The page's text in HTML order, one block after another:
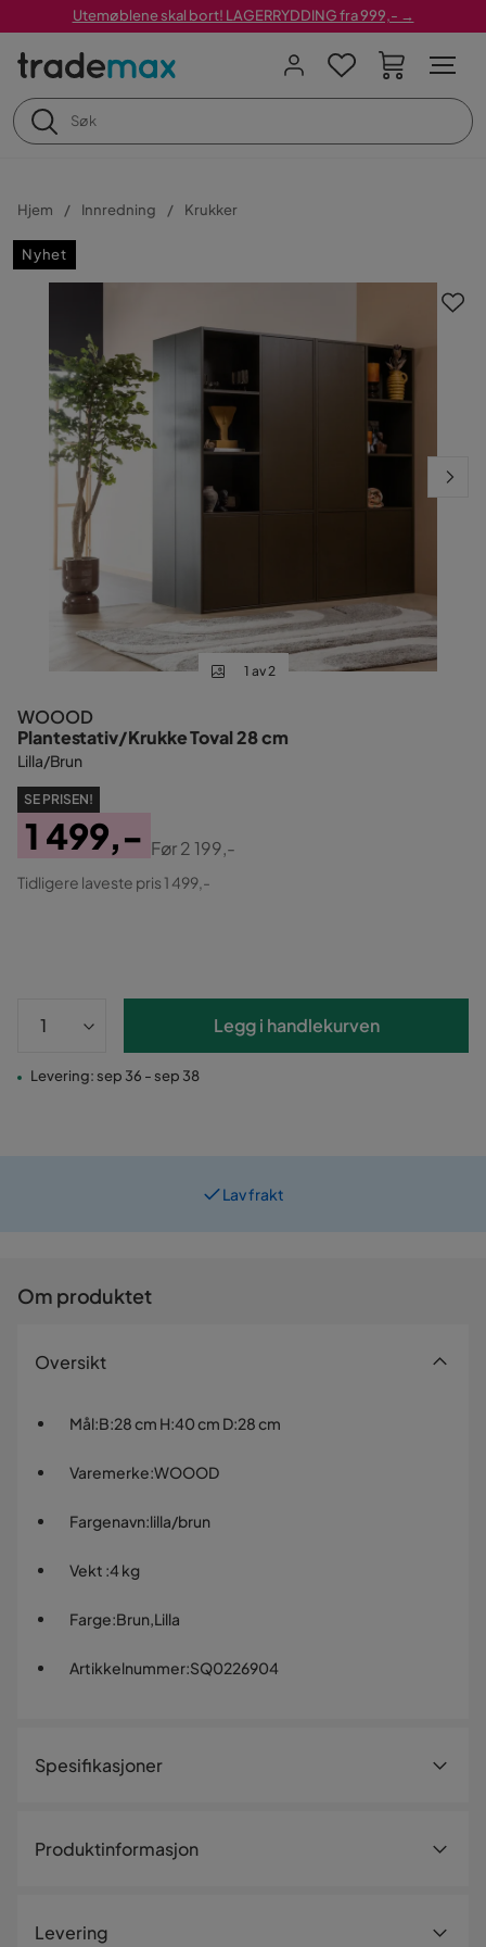
Utemøblene skal bort! LAGERRYDDING fra 999,- →
Hjem Innredning Krukker
Nyhet
1 av 2
WOOOD
Plantestativ/Krukke Toval 28 cm
Lilla/Brun
SE PRISEN!
Pris
1 499,-
Original
Før2 199,-
Tidligere laveste pris 1 499,-
Legg i handlekurven
Levering: sep 36 - sep 38
Lav frakt
Om produktet
Oversikt
Mål:B:28 cm H:40 cm D:28 cm
Varemerke:WOOOD
Fargenavn:lilla/brun
Vekt :4 kg
Farge:Brun,Lilla
Artikkelnummer:SQ0226904
Spesifikasjoner
Størrelse
Produktinformasjon
Levering